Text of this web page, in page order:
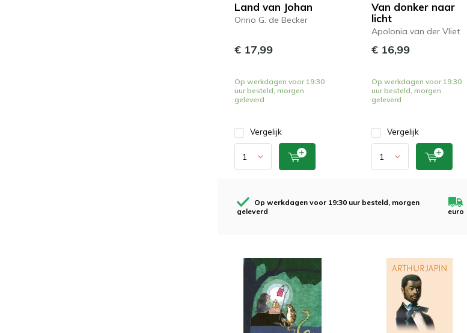
Land van Johan
Onno G. de Becker
€ 17,99
Op werkdagen voor 19:30
uur besteld, morgen
geleverd
Vergelijk
Van donker naar
licht
Apolonia van der Vliet
€ 16,99
Op werkdagen voor 19:30
uur besteld, morgen
geleverd
Vergelijk
Op werkdagen voor 19:30 uur besteld, morgen
geleverd
euro